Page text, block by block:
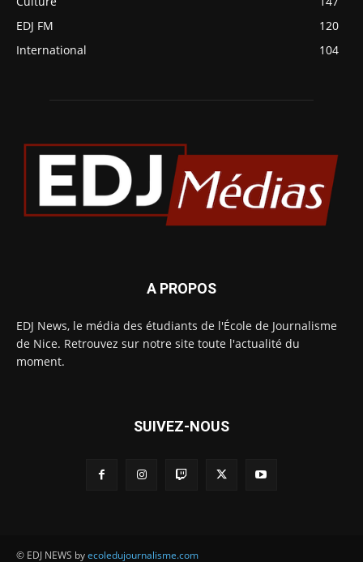
EDJ FM
120
International
104
A PROPOS
EDJ News, le média des étudiants de l'École de Journalisme
de Nice. Retrouvez sur notre site toute l'actualité du
moment.
SUIVEZ-NOUS
© EDJ NEWS byecoledujournalisme.com